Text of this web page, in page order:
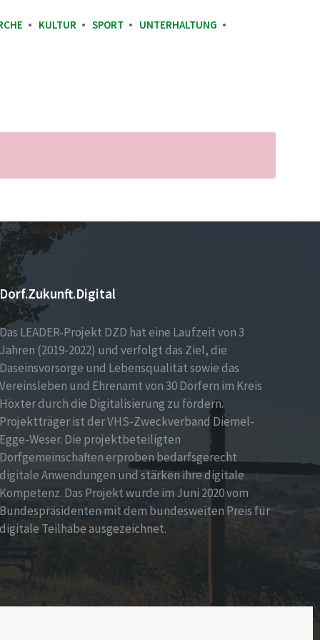
KULTUR SPORT UNTERHALTUNG
Dorf.Zukunft.Digital
Das LEADER-Projekt DZD hat eine Laufzeit von 3
Jahren (2019-2022) und verfolgt das Ziel, die
Daseinsvorsorge und Lebensqualität sowie das
Vereinsleben und Ehrenamt von 30 Dörfern im Kreis
Höxter durch die Digitalisierung zu fördern.
Projektträger ist der VHS-Zweckverband Diemel-
Egge-Weser. Die projektbeteiligten
Dorfgemeinschaften erproben bedarfsgerecht
digitale Anwendungen und stärken ihre digitale
Kompetenz. Das Projekt wurde im Juni 2020 vom
Bundespräsidenten mit dem bundesweiten Preis für
digitale Teilhabe ausgezeichnet.